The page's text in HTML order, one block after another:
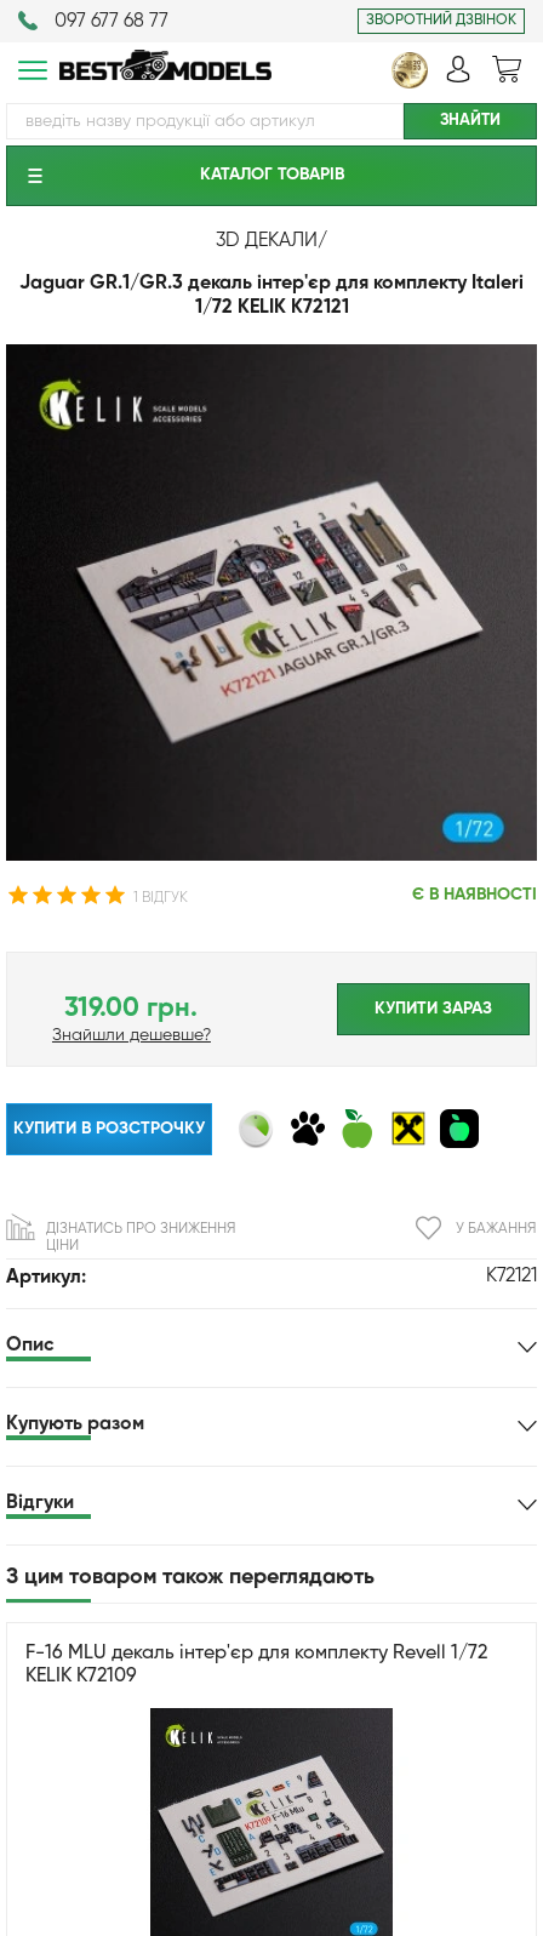
097 677 68 77 ЗВОРОТНИЙ ДЗВІНОК
КАТАЛОГ ТОВАРIВ
3D ДЕКАЛИ/
Jaguar GR.1/GR.3 декаль інтер'єр для комплекту Italeri
1/72 KELIK K72121
1 ВІДГУК Є В НАЯВНОСТІ
Артикул: K72121
319.00 грн.
Знайшли дешевше?
КУПИТИ ЗАРАЗ
КУПИТИ В РОЗСТРОЧКУ
У БАЖАННЯ
ДІЗНАТИСЬ ПРО ЗНИЖЕННЯ
ЦІНИ
Опис
Купують разом
Відгуки
З цим товаром також переглядають
F-16 MLU декаль інтер'єр для комплекту Revell 1/72
KELIK K72109